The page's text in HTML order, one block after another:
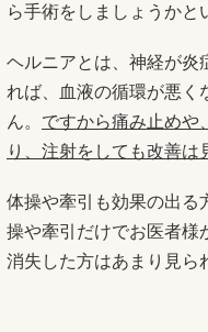
ら手術をしましょうかと
ヘルニアとは、神経が炎
れば、血液の循環が悪く
ん。 ですから痛み止めや
り、注射をしても改善は
体操や牽引も効果の出る
操や牽引だけでお医者様
消失した方はあまり見ら